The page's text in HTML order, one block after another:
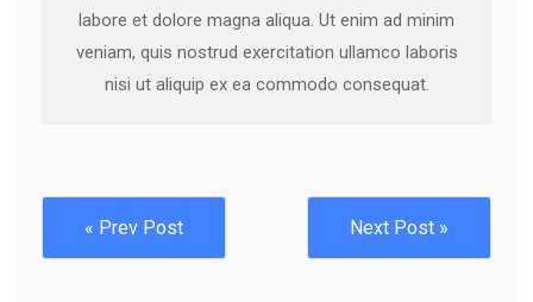
labore et dolore magna aliqua. Ut enim ad minim
veniam, quis nostrud exercitation ullamco laboris
nisi ut aliquip ex ea commodo consequat.
« Prev Post Next Post »